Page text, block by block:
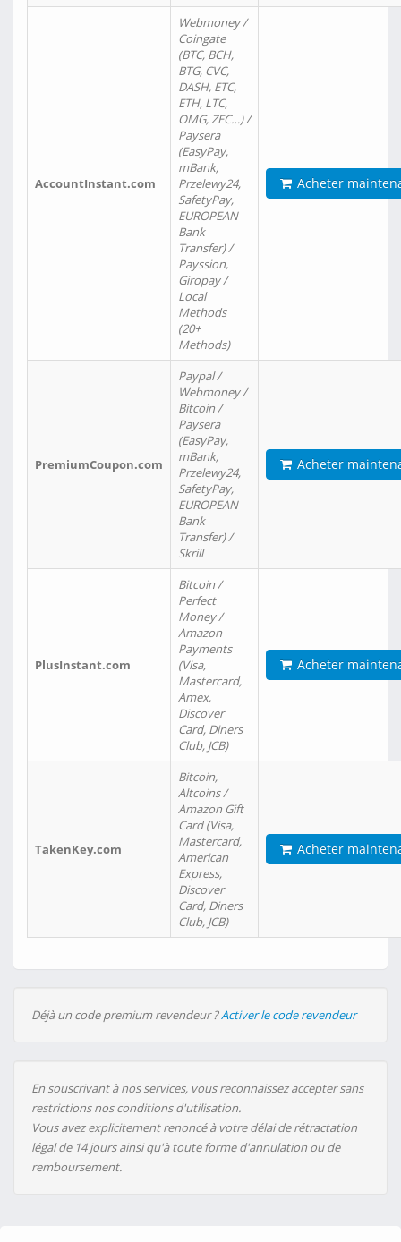
AccountInstant.com
Webmoney /
Coingate
(BTC, BCH,
BTG, CVC,
DASH, ETC,
ETH, LTC,
OMG, ZEC…) /
Paysera
(EasyPay,
mBank,
Przelewy24,
SafetyPay,
EUROPEAN
Bank
Transfer) /
Payssion,
Giropay /
Local
Methods
(20+
Methods)
Acheter
PremiumCoupon.com
Paypal /
Webmoney /
Bitcoin /
Paysera
(EasyPay,
mBank,
Przelewy24,
SafetyPay,
EUROPEAN
Bank
Transfer) /
Skrill
Acheter
PlusInstant.com
Bitcoin /
Perfect
Money /
Amazon
Payments
(Visa,
Mastercard,
Amex,
Discover
Card, Diners
Club, JCB)
Acheter
TakenKey.com
Bitcoin,
Altcoins /
Amazon Gift
Card (Visa,
Mastercard,
American
Express,
Discover
Card, Diners
Club, JCB)
Acheter
Déjà un code premium revendeur ?Activer le code revendeur
En souscrivant à nos services, vous reconnaissez accepter sans
restrictions nos conditions d'utilisation.
Vous avez explicitement renoncé à votre délai de rétractation
légal de 14 jours ainsi qu'à toute forme d'annulation ou de
remboursement.